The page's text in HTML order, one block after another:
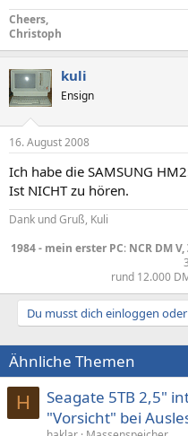
Cheers,
Christoph
kuli
Ensign
16. August 2008
Ich habe die SAMSUNG
Ist NICHT zu hören.
Dank und Gruß, Kuli
1984 - mein erster PC: NCR DM
rund 12.000
Du musst dich einloggen
Ähnliche Themen
H
Seagate 5TB 2,5"
"Vorsicht" bei